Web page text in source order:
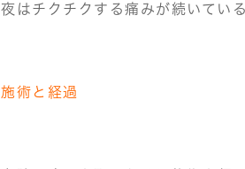
夜はチクチクする痛みが続いている
施術と経過